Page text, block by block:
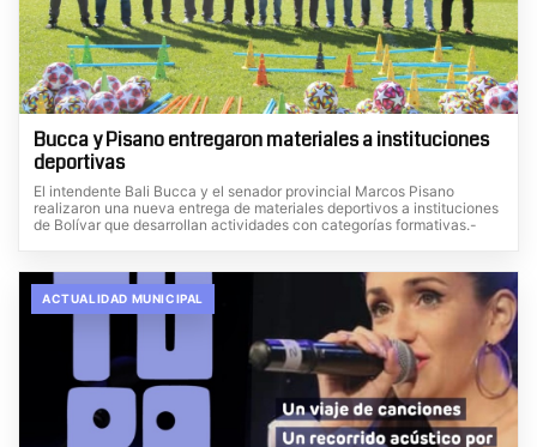
Bucca y Pisano entregaron materiales a instituciones
deportivas
El intendente Bali Bucca y el senador provincial Marcos Pisano
realizaron una nueva entrega de materiales deportivos a instituciones
de Bolívar que desarrollan actividades con categorías formativas.-
ACTUALIDAD MUNICIPAL